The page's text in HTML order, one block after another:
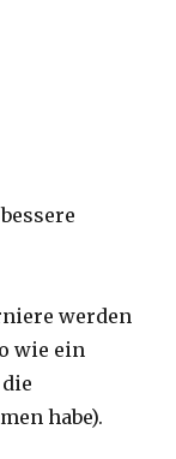
werden
wie ein
habe).